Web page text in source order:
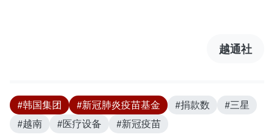
越通社
#韩国集团 #新冠肺炎疫苗基金 #捐款数
#三星
#越南
#医疗设备 #新冠疫苗